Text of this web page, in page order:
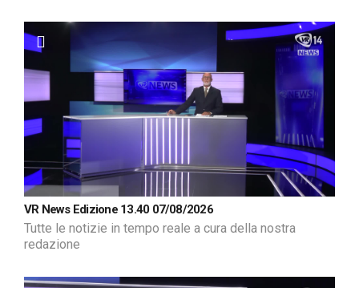
VR News Edizione 13.40 07/08/2026
Tutte le notizie in tempo reale a cura della nostra
redazione